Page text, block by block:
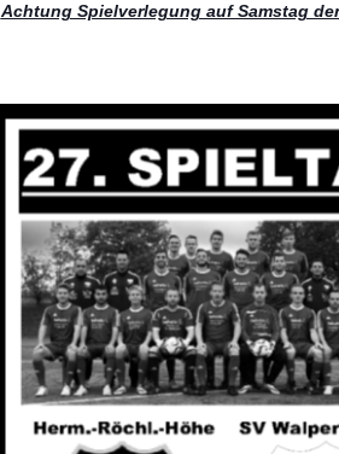
Achtung Spielverlegung auf Samstag